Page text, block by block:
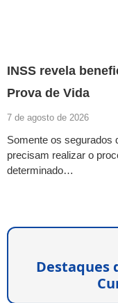
INSS revela
Prova de Vida
7 de agosto de 2026
Somente os segurados
precisam realizar o
determinado…
Destaques